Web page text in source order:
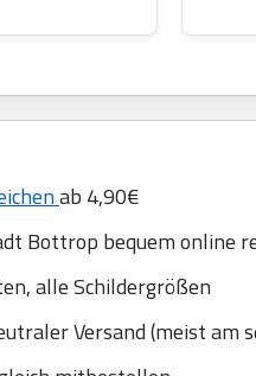
ab 4,90€
Bottrop bequem online
alle Schildergrößen
Versand (meist am